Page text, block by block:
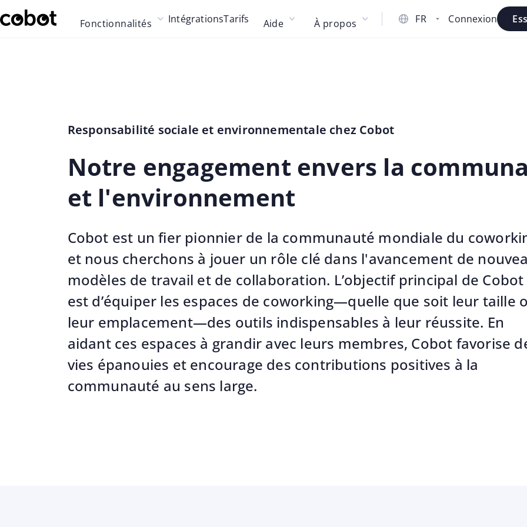
Skip to main content
Fonctionnalités IntégrationsTarifs Aide À propos Connexion
Responsabilité sociale et environnementale chez Cobot
Notre engagement envers la
et l'environnement
Cobot est un fier pionnier de la communauté mondiale du
et nous cherchons à jouer un rôle clé dans l'avancement de
modèles de travail et de collaboration. L’objectif principal de Cobot
est d’équiper les espaces de coworking—quelle que soit leur taille
leur emplacement—des outils indispensables à leur réussite. En
aidant ces espaces à grandir avec leurs membres, Cobot favorise
vies épanouies et encourage des contributions positives à la
communauté au sens large.